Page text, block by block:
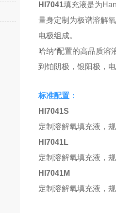
HI7041填充液是为
量身定制为极谱溶解
电极组成。
哈纳*配置的高品质溶
到铂阴极，银阳极，
标准配置：
HI7041S
定制溶解氧填充液，
HI7041L
定制溶解氧填充液，
HI7041M
定制溶解氧填充液，